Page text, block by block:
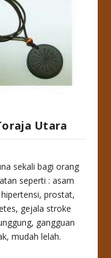
Utara
sekali bagi orang
seperti : asam
prostat,
gejala stroke
gangguan
mudah lelah.